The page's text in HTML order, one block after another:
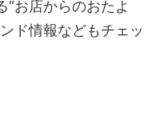
“お店からのおたよ
ド情報などもチェッ